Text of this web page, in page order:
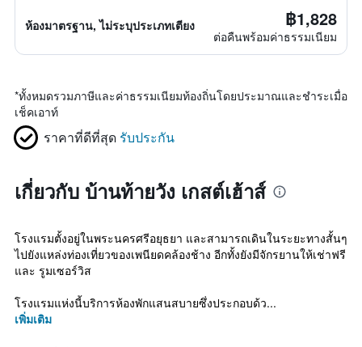
ห้องมาตรฐาน, ไม่ระบุประเภทเตียง ฿1,828
ต่อคืนพร้อมค่าธรรมเนียม
*ทั้งหมดรวมภาษีและค่าธรรมเนียมท้องถิ่นโดยประมาณและชำระเมื่อ
เช็คเอาท์
ราคาที่ดีที่สุด รับประกัน
เกี่ยวกับ บ้านท้ายวัง เกสต์เฮ้าส์
โรงแรมตั้งอยู่ในพระนครศรีอยุธยา และสามารถเดินในระยะทางสั้นๆ
ไปยังแหล่งท่องเที่ยวของเพนียดคล้องช้าง อีกทั้งยังมีจักรยานให้เช่าฟรี
และ รูมเซอร์วิส
โรงแรมแห่งนี้บริการห้องพักแสนสบายซึ่งประกอบด้ว...
เพิ่มเติม